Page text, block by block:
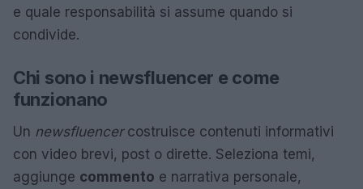
e quale responsabilità si assume quando si
condivide.
Chi sono i newsfluencer e come
funzionano
Un newsfluencercostruisce contenuti informativi
con video brevi, post o dirette. Seleziona temi,
aggiunge commento e narrativa personale,